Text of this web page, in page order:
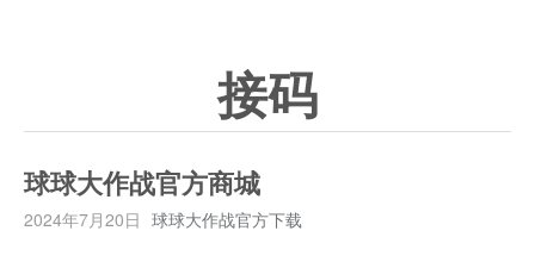
接码
球球大作战官方商城
2024年7月20日 球球大作战官方下载